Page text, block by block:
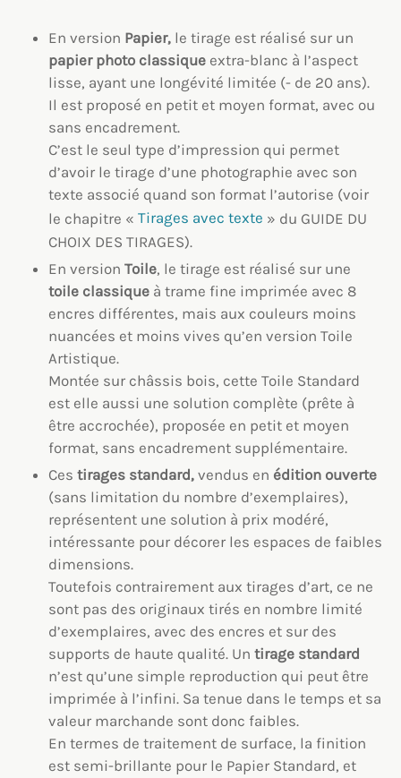
En version Papier, le tirage est réalisé sur un
papier photo classique extra-blanc à l’aspect
lisse, ayant une longévité limitée (- de 20 ans).
Il est proposé en petit et moyen format, avec ou
sans encadrement.
C’est le seul type d’impression qui permet
d’avoir le tirage d’une photographie avec son
texte associé quand son format l’autorise (voir
le chapitre « Tirages avec texte » du GUIDE DU
CHOIX DES TIRAGES).
En version Toile, le tirage est réalisé sur une
toile classique à trame fine imprimée avec 8
encres différentes, mais aux couleurs moins
nuancées et moins vives qu’en version Toile
Artistique.
Montée sur châssis bois, cette Toile Standard
est elle aussi une solution complète (prête à
être accrochée), proposée en petit et moyen
format, sans encadrement supplémentaire.
Ces tirages standard, vendus en édition ouverte
(sans limitation du nombre d’exemplaires),
représentent une solution à prix modéré,
intéressante pour décorer les espaces de faibles
dimensions.
Toutefois contrairement aux tirages d’art, ce ne
sont pas des originaux tirés en nombre limité
d’exemplaires, avec des encres et sur des
supports de haute qualité. Un tirage standard
n’est qu’une simple reproduction qui peut être
imprimée à l’infini. Sa tenue dans le temps et sa
valeur marchande sont donc faibles.
En termes de traitement de surface, la finition
est semi-brillante pour le Papier Standard, et